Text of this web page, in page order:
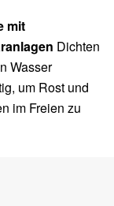
mit
Dichten
Wasser
um Rost und
im Freien zu